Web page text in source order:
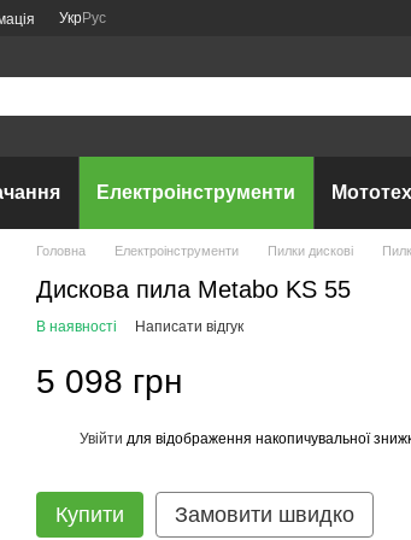
УкрРус
Електроінструменти
Головна Електроінструменти Пилки дискові
Дискова пила Metabo KS 55
В наявності Написати відгук
5 098 грн
Увійти для відображення накопичувальної
Купити Замовити швидко